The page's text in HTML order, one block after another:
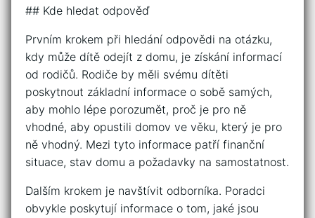
## Kde hledat odpověď
Prvním krokem při hledání odpovědi na otázku,
kdy může dítě odejít z domu, je získání informací
od rodičů. Rodiče by měli svému dítěti
poskytnout základní informace o sobě samých,
aby mohlo lépe porozumět, proč je pro ně
vhodné, aby opustili domov ve věku, který je pro
ně vhodný. Mezi tyto informace patří finanční
situace, stav domu a požadavky na samostatnost.
Dalším krokem je navštívit odborníka. Poradci
obvykle poskytují informace o tom, jaké jsou